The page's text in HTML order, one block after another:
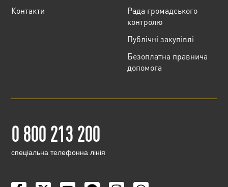
Контакти
Рада громадського
контролю
Публічні закупівлі
Безоплатна правнича
допомога
0 800 213 200
cпеціальна телефонна лінія